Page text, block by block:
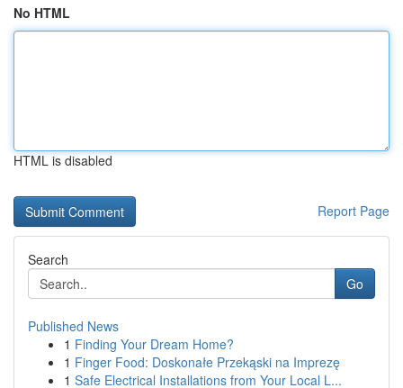
No HTML
HTML is disabled
Report Page
Search
Go
Published News
1 Finding Your Dream Home?
1 Finger Food: Doskonałe Przekąski na Imprezę
1 Safe Electrical Installations from Your Local L...